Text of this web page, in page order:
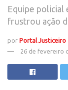
Equipe policial
frustrou ação
por Portal Justiceiro
26 de fevereiro